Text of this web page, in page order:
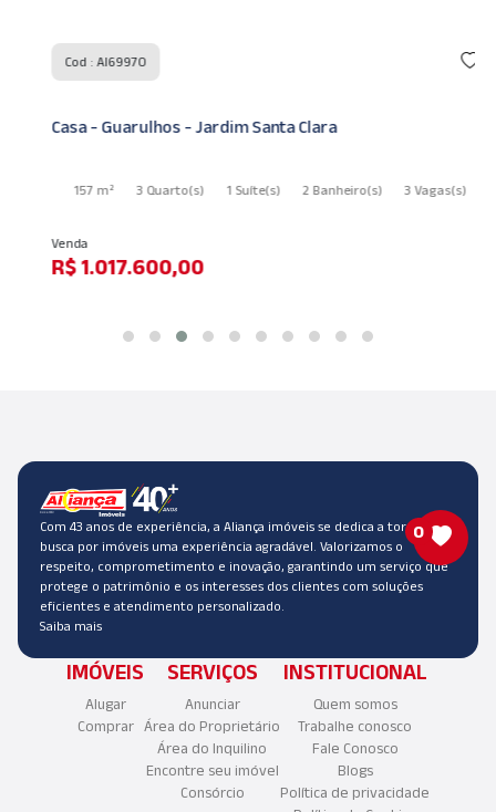
Cod : AI69970
Casa - Guarulhos - Jardim Santa Clara
157 m² 3 Quarto(s) 1 Suíte(s) 2 Banheiro(s) 3 Vagas(s)
Venda
R$ 1.017.600,00
Com 43 anos de experiência, a Aliança imóveis se dedica a tornar a
busca por imóveis uma experiência agradável. Valorizamos o
respeito, comprometimento e inovação, garantindo um serviço que
protege o patrimônio e os interesses dos clientes com soluções
eficientes e atendimento personalizado.
Saiba mais
IMÓVEIS
Alugar
Comprar
SERVIÇOS
Anunciar
Área do Proprietário
Área do Inquilino
Encontre seu imóvel
Consórcio
INSTITUCIONAL
Quem somos
Trabalhe conosco
Fale Conosco
Blogs
Política de privacidade
0